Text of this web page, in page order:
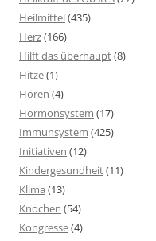
Heilmittel(435)
Herz(166)
Hilft das überhaupt(8)
Hitze(1)
Hören (4)
Hormonsystem (17)
Immunsystem (425)
Initiativen (12)
Kindergesundheit(11)
Klima (13)
Knochen (54)
Kongresse(4)